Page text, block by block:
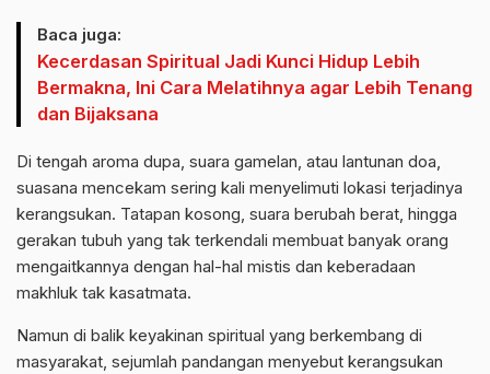
Baca juga:
Kecerdasan Spiritual Jadi Kunci Hidup Lebih
Bermakna, Ini Cara Melatihnya agar Lebih Tenang
dan Bijaksana
Di tengah aroma dupa, suara gamelan, atau lantunan doa,
suasana mencekam sering kali menyelimuti lokasi terjadinya
kerangsukan. Tatapan kosong, suara berubah berat, hingga
gerakan tubuh yang tak terkendali membuat banyak orang
mengaitkannya dengan hal-hal mistis dan keberadaan
makhluk tak kasatmata.
Namun di balik keyakinan spiritual yang berkembang di
masyarakat, sejumlah pandangan menyebut kerangsukan